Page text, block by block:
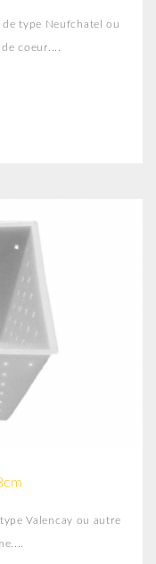
type Neufchatel ou
coeur....
Valencay ou autre